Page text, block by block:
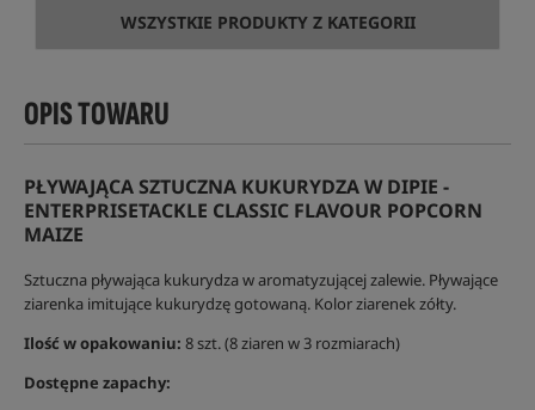
WSZYSTKIE PRODUKTY Z KATEGORII
OPIS TOWARU
PŁYWAJĄCA SZTUCZNA KUKURYDZA W DIPIE -
ENTERPRISETACKLE CLASSIC FLAVOUR POPCORN
MAIZE
Sztuczna pływająca kukurydza w aromatyzującej zalewie. Pływające
ziarenka imitujące kukurydzę gotowaną. Kolor ziarenek zółty.
Ilość w opakowaniu: 8 szt. (8 ziaren w 3 rozmiarach)
Dostępne zapachy: